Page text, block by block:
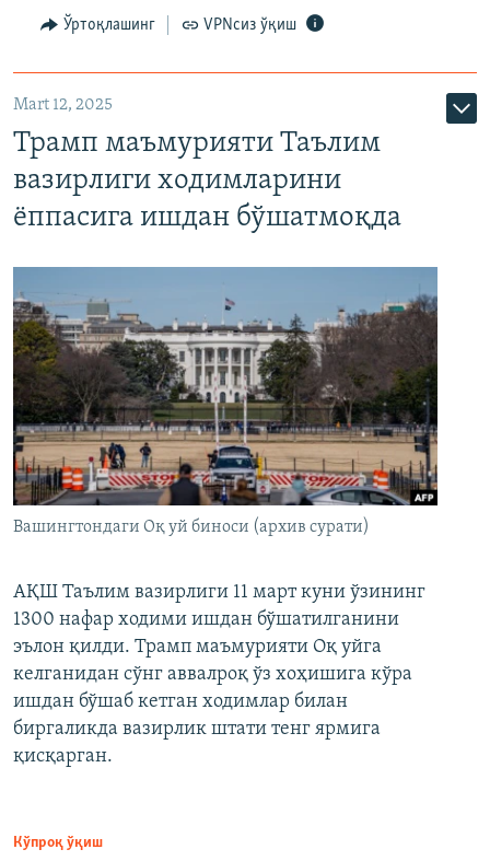
Ўртоқлашинг VPNсиз ўқиш
Mart 12, 2025
Трамп маъмурияти Таълим
вазирлиги ходимларини
ёппасига ишдан бўшатмоқда
Вашингтондаги Оқ уй биноси (архив сурати)
АҚШ Таълим вазирлиги 11 март куни ўзининг
1300 нафар ходими ишдан бўшатилганини
эълон қилди. Трамп маъмурияти Оқ уйга
келганидан сўнг аввалроқ ўз хоҳишига кўра
ишдан бўшаб кетган ходимлар билан
биргаликда вазирлик штати тенг ярмига
қисқарган.
Кўпроқ ўқиш